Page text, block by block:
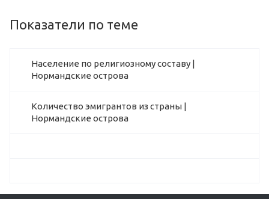
Показатели по теме
Население по религиозному составу |
Нормандские острова
Количество эмигрантов из страны |
Нормандские острова